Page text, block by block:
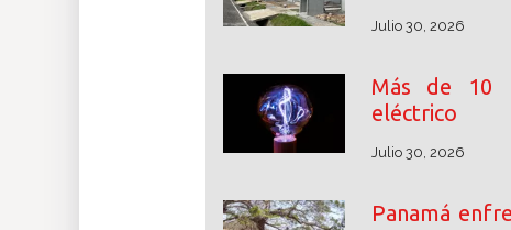
Julio 30, 2026
Más de 10
eléctrico
Julio 30, 2026
Panamá